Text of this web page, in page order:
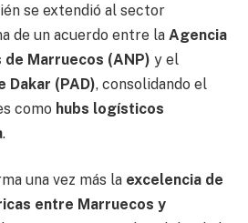
se extendió al sector
de un acuerdo entre la Agencia
Marruecos (ANP) y el
Dakar (PAD), consolidando el
como hubs logísticos
.
una vez más la excelencia de
entre Marruecos y